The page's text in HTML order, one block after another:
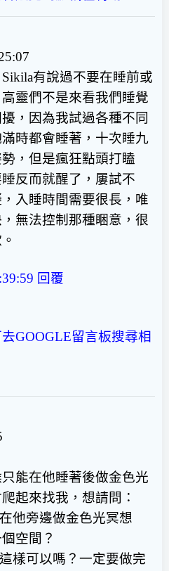
有說過不要在睡前或
靈們不是來看我們睡覺
，因為我試過各種不同
時都會睡著，十次睡九
，但是瘋狂點頭打瞌
反而就醒了，屢試不
入睡時間需要很長，唯
無法控制那種睏意，很
回覆
GOOGLE留言板搜尋相
能在他睡著後做金色光
起來找我，想請問：
他旁邊做金色光冥想
空間？
樣可以嗎？一定要做完